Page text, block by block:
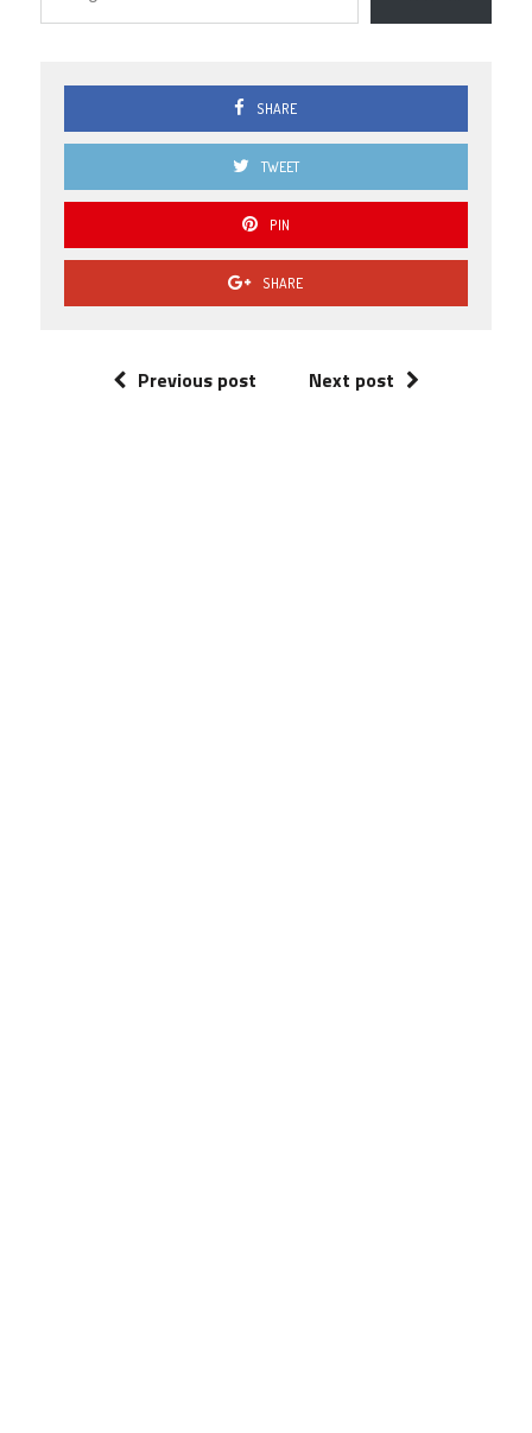
SHARE
TWEET
PIN
SHARE
Previous post Next post